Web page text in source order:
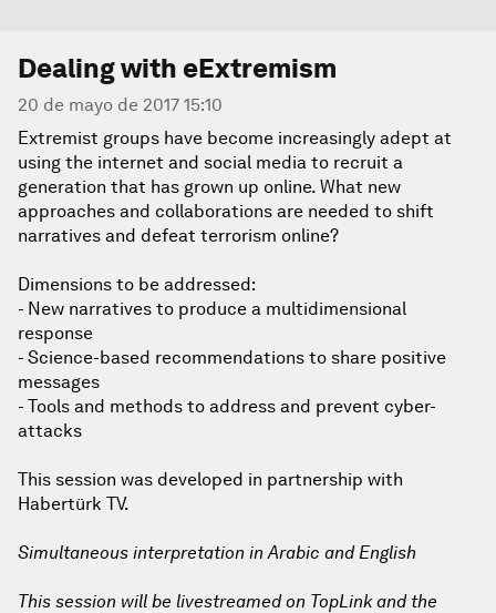
Dealing with eExtremism
20 de mayo de 2017 15:10
Extremist groups have become increasingly adept at
using the internet and social media to recruit a
generation that has grown up online. What new
approaches and collaborations are needed to shift
narratives and defeat terrorism online?
Dimensions to be addressed:
- New narratives to produce a multidimensional
response
- Science-based recommendations to share positive
messages
- Tools and methods to address and prevent cyber-
attacks
This session was developed in partnership with
Habertürk TV.
Simultaneous interpretation in Arabic and English
This session will be livestreamed on TopLink and the